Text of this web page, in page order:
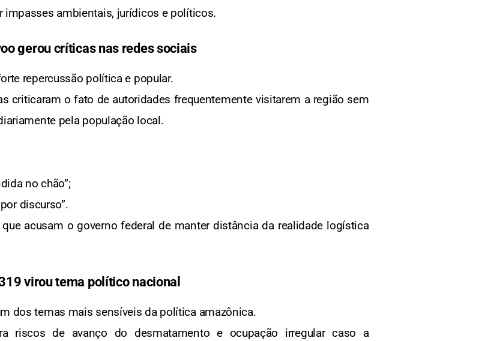
impasses ambientais, jurídicos e políticos.
gerou críticas nas redes sociais
repercussão política e popular.
criticaram o fato de autoridades frequentemente visitarem a região sem
pela população local.
no chão”;
discurso”.
acusam o governo federal de manter distância da realidade logística
virou tema político nacional
dos temas mais sensíveis da política amazônica.
riscos de avanço do desmatamento e ocupação irregular caso a